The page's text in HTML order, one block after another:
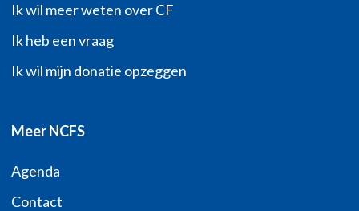
Ik wil meer weten over CF
Ik heb een vraag
Ik wil mijn donatie opzeggen
Meer NCFS
Agenda
Contact